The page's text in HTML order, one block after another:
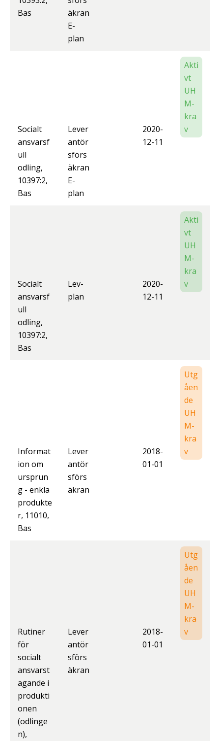
Bas
äkran
E-
plan
Socialt
ansvarsf
ull
odling,
10397:2,
Bas
Lever
antör
sförs
äkran
E-
plan
2020-
12-11
Akti
vt
UH
M-
kra
v
Socialt
ansvarsf
ull
odling,
10397:2,
Bas
Lev-
plan
2020-
12-11
Akti
vt
UH
M-
kra
v
Informat
ion om
ursprun
g - enkla
produkte
r, 11010,
Bas
Lever
antör
sförs
äkran
2018-
01-01
Utg
åen
de
UH
M-
kra
v
Rutiner
för
socialt
ansvarst
agande i
produkti
onen
(odlinge
n),
Lever
antör
sförs
äkran
2018-
01-01
Utg
åen
de
UH
M-
kra
v